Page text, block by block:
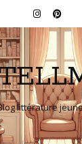
littérature